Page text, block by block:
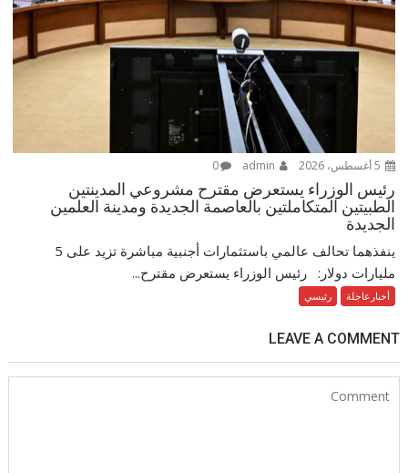
0
رئيس الوزراء يستعرض مقترح مشروعي المدينتين
الطبيتين المتكاملتين بالعاصمة الجديدة ومدينة العلمين
الجديدة
ينفذهما تحالف عالمي باستثمارات أجنبية مباشرة تزيد على 5
مليارات دولار: رئيس الوزراء يستعرض مقترح...
أخبارعاجلة رئيسي
LEAVE A COMMENT